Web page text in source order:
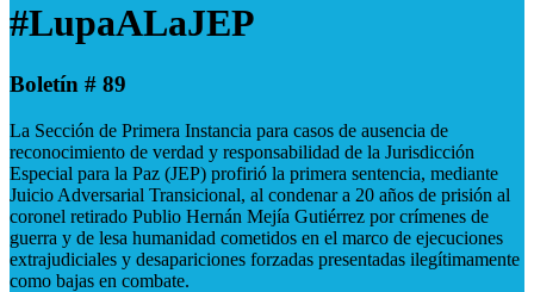
#LupaALaJEP
Boletín # 89
La Sección de Primera Instancia para casos de ausencia de
reconocimiento de verdad y responsabilidad de la Jurisdicción
Especial para la Paz (JEP) profirió la primera sentencia, mediante
Juicio Adversarial Transicional, al condenar a 20 años de prisión al
coronel retirado Publio Hernán Mejía Gutiérrez por crímenes de
guerra y de lesa humanidad cometidos en el marco de ejecuciones
extrajudiciales y desapariciones forzadas presentadas ilegítimamente
como bajas en combate.